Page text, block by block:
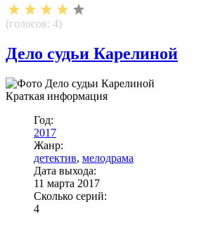
(голосов: 4)
Дело судьи Карелиной
Краткая информация
Год:
2017
Жанр:
детектив, мелодрама
Дата выхода:
11 марта 2017
Сколько серий:
4